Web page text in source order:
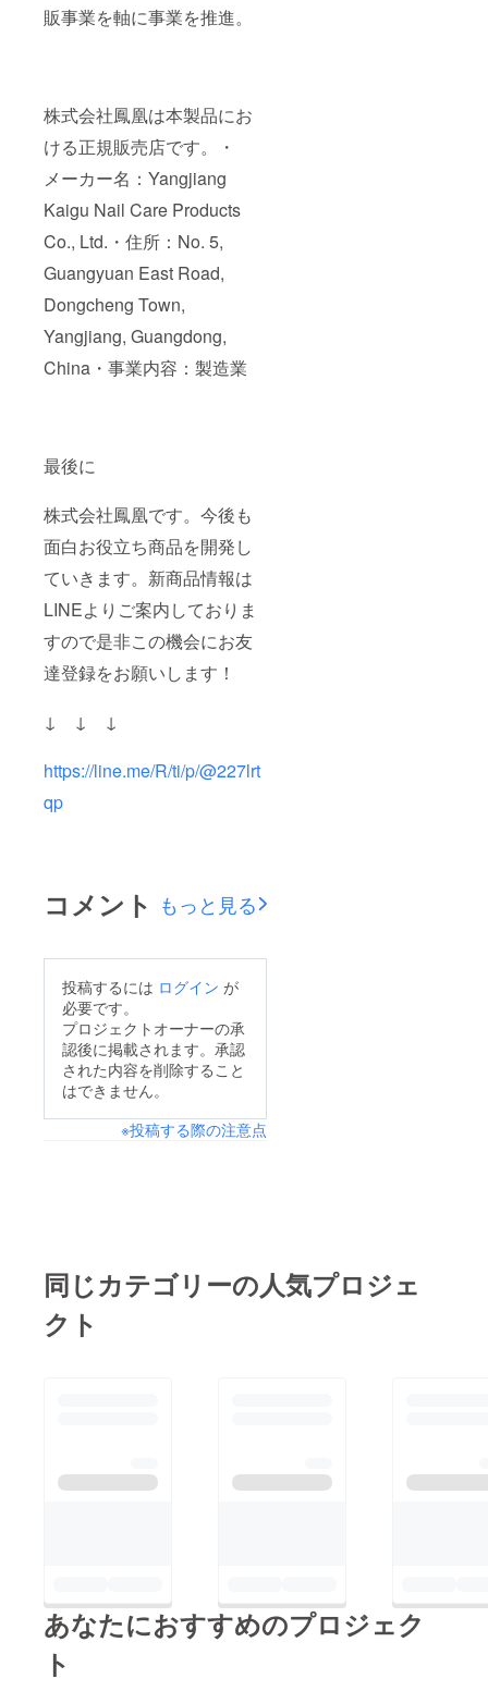
販事業を軸に事業を推進。
株式会社鳳凰は本製品にお
ける正規販売店です。・
メーカー名：Yangjiang
Kaigu Nail Care Products
Co., Ltd.・住所：No. 5,
Guangyuan East Road,
Dongcheng Town,
Yangjiang, Guangdong,
China・事業内容：製造業
最後に
株式会社鳳凰です。今後も
面白お役立ち商品を開発し
ていきます。新商品情報は
LINEよりご案内しておりま
すので是非この機会にお友
達登録をお願いします！
↓ ↓ ↓
https://line.me/R/ti/p/@227lrt
qp
コメント もっと見る
投稿するには ログイン が
必要です。
プロジェクトオーナーの承
認後に掲載されます。承認
された内容を削除すること
はできません。
※投稿する際の注意点
同じカテゴリーの人気プロジェ
クト
あなたにおすすめのプロジェク
ト